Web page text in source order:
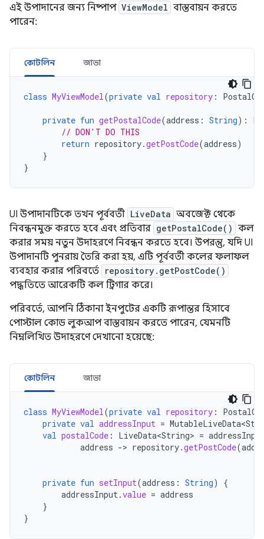
এই উপাদানের জন্য নিষ্পাপ ViewModel বাস্তবায়ন করতে
পারেন:
কোটলিন জাভা
class MyViewModel(private val repository :
private fun getPostalCode(address : String):
// DON'T DO THIS
return repository.getPostCode(address)
}
}
UI উপাদানটিকে তখন পূর্ববর্তী LiveData অবজেক্ট থেকে
নিবন্ধনমুক্ত করতে হবে এবং প্রতিবার getPostalCode() কল
করার সময় নতুন উদাহরণে নিবন্ধন করতে হবে। উপরন্তু, যদি UI
উপাদানটি পুনরায় তৈরি করা হয়, এটি পূর্ববর্তী কলের ফলাফল
ব্যবহার করার পরিবর্তে repository.getPostCode()
পদ্ধতিতে আরেকটি কল ট্রিগার করে।
পরিবর্তে, আপনি ঠিকানা ইনপুটের একটি রূপান্তর হিসাবে
পোস্টাল কোড লুকআপ বাস্তবায়ন করতে পারেন, যেমনটি
নিম্নলিখিত উদাহরণে দেখানো হয়েছে:
কোটলিন জাভা
class MyViewModel(private val repository :
private val addressInput =
val postalCode : LiveData<String> =
address -> repository.getPostCode(
private fun setInput(address : String)
{
addressInput.value = address
}
}